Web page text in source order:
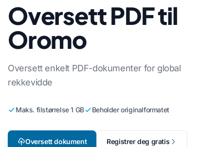
Oversett PDF til
Oromo
Oversett enkelt PDF-dokumenter for global
rekkevidde
Maks. filstørrelse 1 GB Beholder originalformatet
Oversett dokument Registrer deg gratis